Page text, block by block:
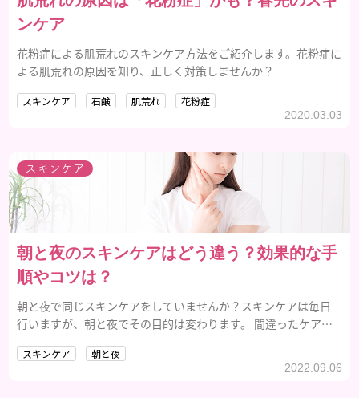
ンケア
花粉症による肌荒れのスキンケア方法をご紹介します。花粉症に
よる肌荒れの原因を知り、正しく対策しませんか？
スキンケア 石鹸 肌荒れ 花粉症
2020.03.03
スキンケア
朝と夜のスキンケアはどう違う？効果的な手
順やコツは？
朝と夜で同じスキンケアをしていませんか？スキンケアは毎日
行いますが、朝と夜でその目的は変わります。 間違ったケアで
かり把握し、さらに美肌に近づいちゃいましょう。
スキンケア 朝と夜
2022.09.06